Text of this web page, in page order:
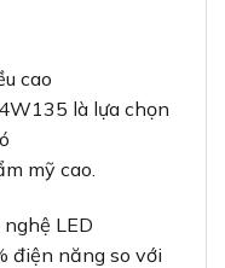
cao
là lựa chọn
mỹ cao.
nghệ LED
điện năng so với